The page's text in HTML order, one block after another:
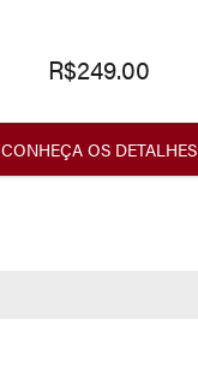
R$249.00
CONHEÇA OS DETALHES